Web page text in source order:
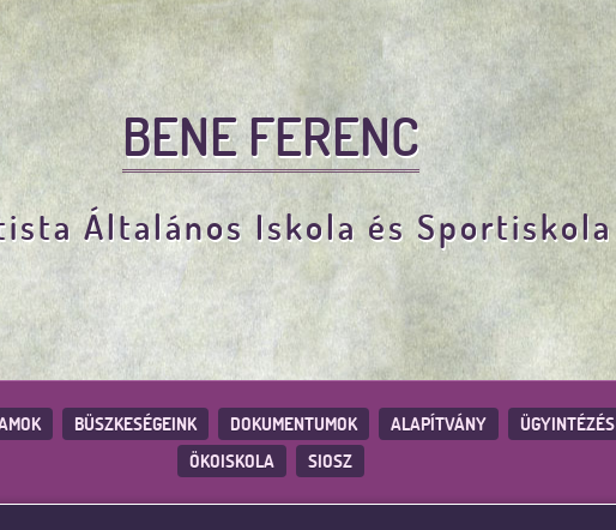
BENE FERENC
Általános Iskola és Sportiskola
BÜSZKESÉGEINK DOKUMENTUMOK ALAPÍTVÁNY ÜGYINTÉZÉS
ÖKOISKOLA
SIOSZ